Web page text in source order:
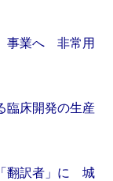
事業へ 非常用
臨床開発の生産
翻訳者」に 城